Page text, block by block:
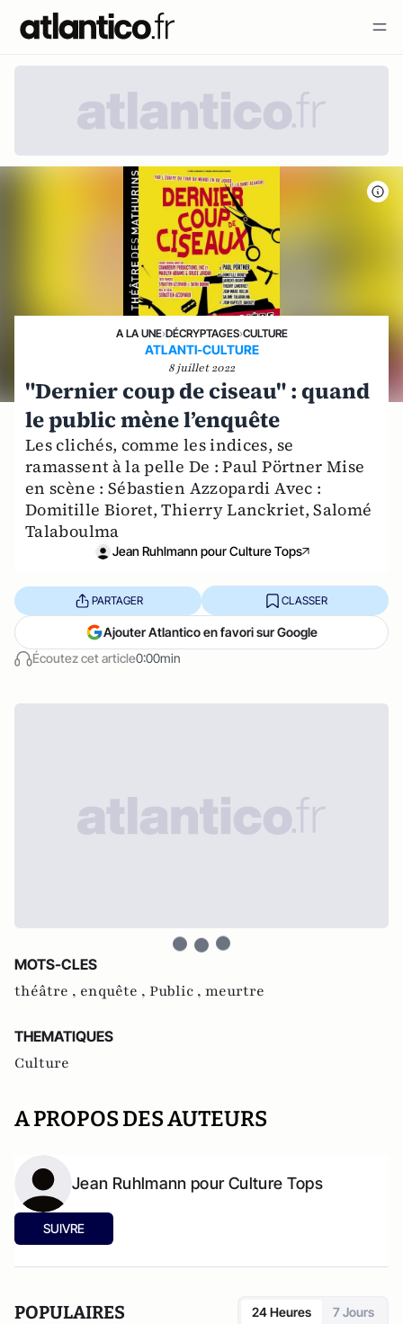
A LA UNE›DÉCRYPTAGES›CULTURE
ATLANTI-CULTURE
8 juillet 2022
"Dernier coup de ciseau" : quand
le public mène l’enquête
Les clichés, comme les indices, se
ramassent à la pelle De : Paul Pörtner Mise
en scène : Sébastien Azzopardi Avec :
Domitille Bioret, Thierry Lanckriet, Salomé
Talaboulma
Jean Ruhlmann pour Culture Tops
Écoutez cet article0:00min
PARTAGER CLASSER
Ajouter Atlantico en favori sur Google
MOTS-CLES
théâtre , enquête , Public , meurtre
THEMATIQUES
Culture
A PROPOS DES AUTEURS
Jean Ruhlmann pour Culture Tops
SUIVRE
POPULAIRES 24 Heures 7 Jours